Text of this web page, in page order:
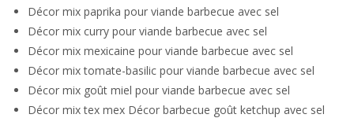
Décor mix paprika pour viande barbecue avec sel
Décor mix curry pour viande barbecue avec sel
Décor mix mexicaine pour viande barbecue avec sel
Décor mix tomate-basilic pour viande barbecue avec sel
Décor mix goût miel pour viande barbecue avec sel
Décor mix tex mex Décor barbecue goût ketchup avec sel